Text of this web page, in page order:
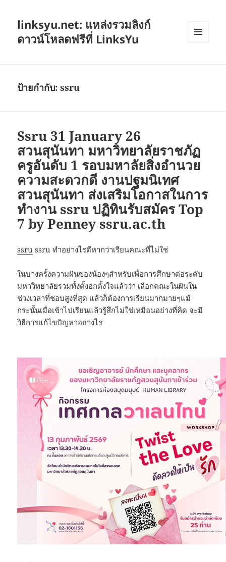
linksyu.net: แหล่งรวมลิงก์
ดาวน์โหลดฟรีที่ LinksYu
ป้ายกำกับ:ssru
Ssru 31 January 26
สวนสุนันทา มหาวิทยาลัยราชภัฏ
ครูอันดับ 1 รอบมหาลัยสิ่งอำนวย
ความสะดวกดี งานปฐมนิเทศ
สวนสุนันทา ส่งเสริมโอกาสในการ
ทำงาน ssru ปฏิทินรับสมัคร Top
7 by Penney ssru.ac.th
ssru ssru ทำอย่างไรดีหากว่าเรียนคณะที่ไม่ใช่
ในบางครั้งความฝันของน้องๆสำหรับเพื่อการศึกษาต่อระดับ
มหาวิทยาลัยรวมทั้งตั้งอกตั้งใจแล้วว่า เลือกคณะในฝันใน
ช่วงเวลาที่ชอบสูงที่สุด แล้วก็ต้องการเรียนมากมายๆแม้
กระนั้นเมื่อเข้าไปเรียนแล้วรู้สึกไม่ใช่เหมือนอย่างที่คิด จะมี
วิธีการแก้ไขปัญหาอย่างไร